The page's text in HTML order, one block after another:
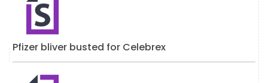
Pfizer bliver busted for Celebrex